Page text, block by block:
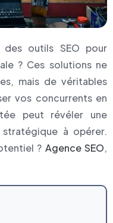
des outils SEO pour
? Ces solutions ne
mais de véritables
vos concurrents en
peut révéler une
à opérer.
? Agence SEO,